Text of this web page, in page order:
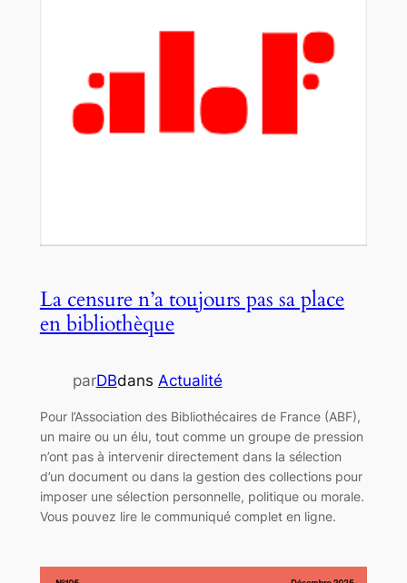
La censure n’a toujours pas sa place
en bibliothèque
parDBdans Actualité
Pour l’Association des Bibliothécaires de France (ABF),
un maire ou un élu, tout comme un groupe de pression
n’ont pas à intervenir directement dans la sélection
d’un document ou dans la gestion des collections pour
imposer une sélection personnelle, politique ou morale.
Vous pouvez lire le communiqué complet en ligne.